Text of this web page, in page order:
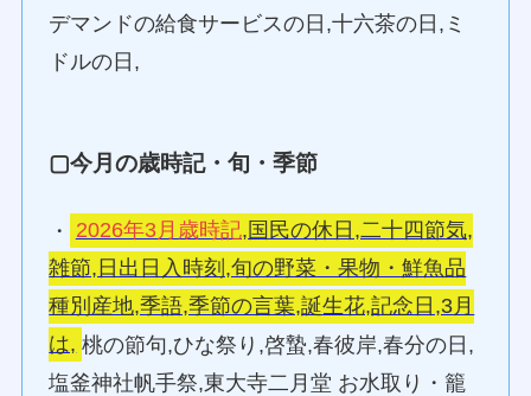
デマンドの給食サービスの日,十六茶の日,ミ
ドルの日,
▢今月の歳時記・旬・季節
・ 2026年3月歳時記,国民の休日,二十四節気,
雑節,日出日入時刻,旬の野菜・果物・鮮魚品
種別産地,季語,季節の言葉,誕生花,記念日,3月
は, 桃の節句,ひな祭り,啓蟄,春彼岸,春分の日,
塩釜神社帆手祭,東大寺二月堂 お水取り・籠